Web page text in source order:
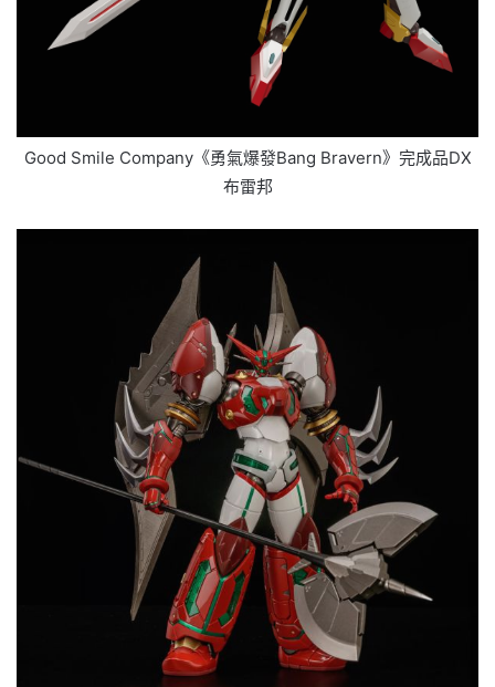
Good Smile Company《勇氣爆發Bang Bravern》完成品DX
布雷邦